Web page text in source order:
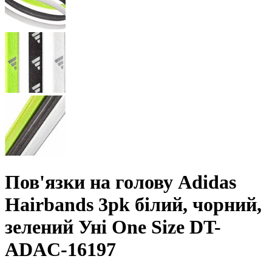
Пов'язки на голову Adidas
Hairbands 3pk білий, чорний,
зелений Уні One Size DT-
ADAC-16197